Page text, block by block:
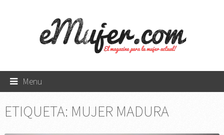
Menu
ETIQUETA: MUJER MADURA